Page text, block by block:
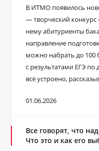
В ИТМО появилось
— творческий конкурс
нему абитуриенты
направление
можно набрать до 100
с результатами ЕГЭ
всё устроено,
01.06.2026
Все говорят, что
Что это и как его